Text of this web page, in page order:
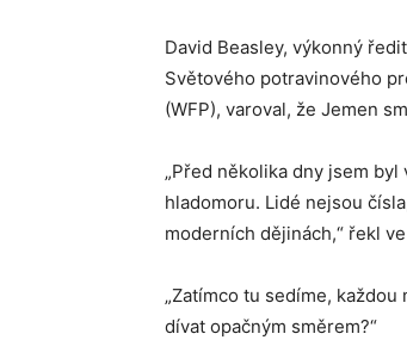
David Beasley, výkonný
Světového potravinového
(WFP), varoval, že Jemen
„Před několika dny jsem
hladomoru. Lidé nejsou
moderních dějinách,“ řekl
„Zatímco tu sedíme,
dívat opačným směrem?“